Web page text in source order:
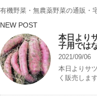
有機野菜・無農薬野菜の通販・
NEW POST
本日より
子用では
2021/09/06
本日よりサ
く販売します